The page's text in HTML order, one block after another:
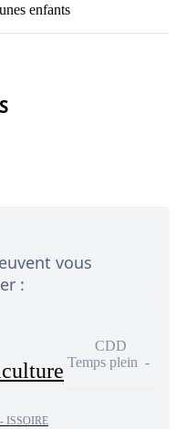
enfants
vous
:
ISSOIRE
CDD
Temps plein